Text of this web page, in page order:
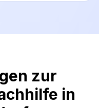
zur
in